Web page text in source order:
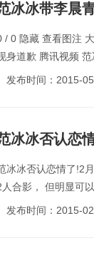
冰冰带李晨
/ 0 隐藏 查看图注
身道歉 腾讯视频
发布时间：2015-
冰冰否认恋
冰冰否认恋情了!2
人合影， 但明显可
发布时间：2015-